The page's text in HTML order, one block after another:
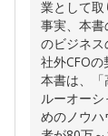
業として取
事実、本
のビジネ
社外CFOの
本書は、
ルーオー
めのノウ